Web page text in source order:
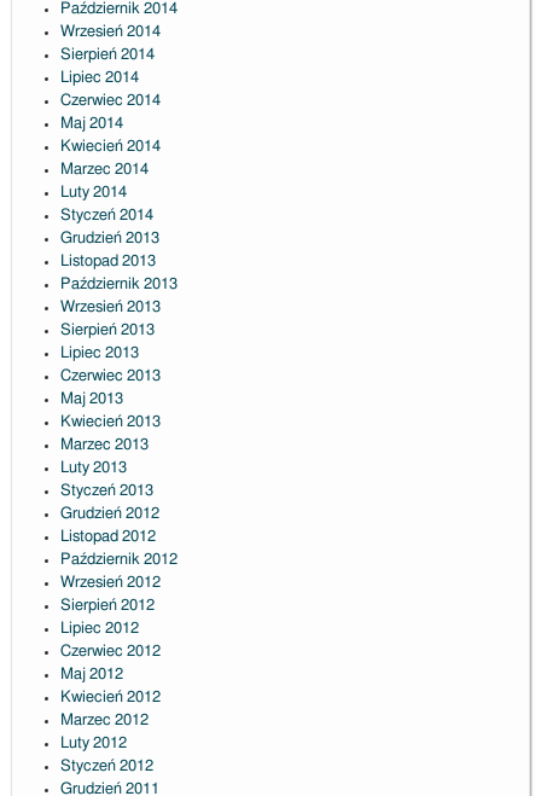
Październik 2014
Wrzesień 2014
Sierpień 2014
Lipiec 2014
Czerwiec 2014
Maj 2014
Kwiecień 2014
Marzec 2014
Luty 2014
Styczeń 2014
Grudzień 2013
Listopad 2013
Październik 2013
Wrzesień 2013
Sierpień 2013
Lipiec 2013
Czerwiec 2013
Maj 2013
Kwiecień 2013
Marzec 2013
Luty 2013
Styczeń 2013
Grudzień 2012
Listopad 2012
Październik 2012
Wrzesień 2012
Sierpień 2012
Lipiec 2012
Czerwiec 2012
Maj 2012
Kwiecień 2012
Marzec 2012
Luty 2012
Styczeń 2012
Grudzień 2011